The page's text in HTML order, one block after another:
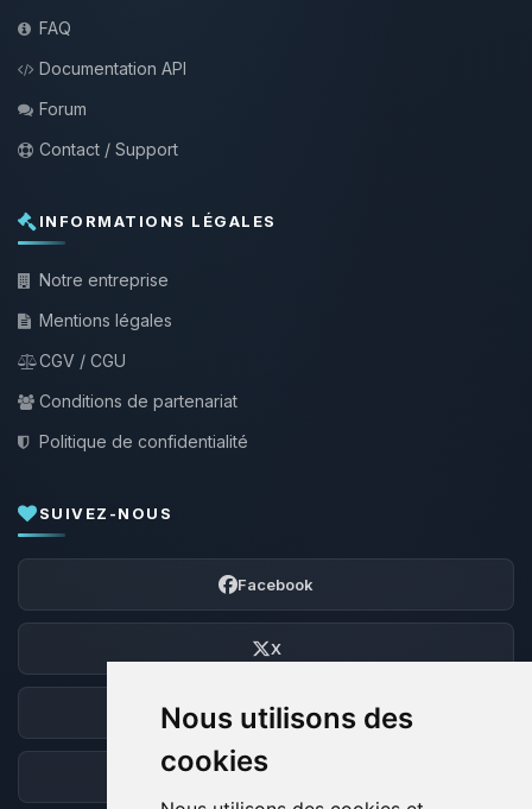
Nous utilisons des
cookies
FAQ
Documentation API
Forum
Contact / Support
INFORMATIONS LÉGALES
Notre entreprise
Mentions légales
CGV / CGU
Conditions de partenariat
Politique de confidentialité
SUIVEZ-NOUS
Facebook
X
Discord
Forum